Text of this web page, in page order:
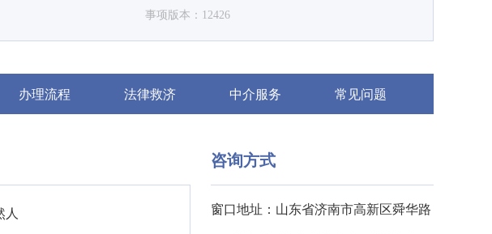
事项版本：12426
办理流程 法律救济 中介服务 常见问题
人
咨询方式
窗口地址：山东省济南市高新区舜华路